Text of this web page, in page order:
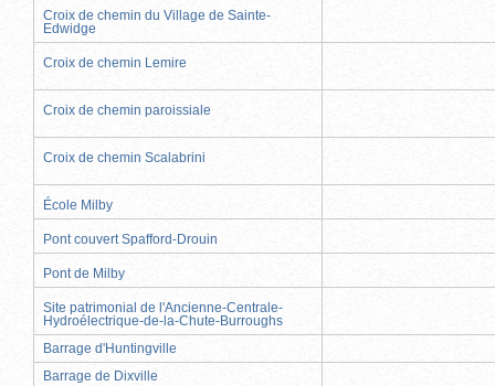
Croix de chemin du Village de Sainte-
Edwidge
Croix de chemin Lemire
Croix de chemin paroissiale
Croix de chemin Scalabrini
École Milby
Pont couvert Spafford-Drouin
Pont de Milby
Site patrimonial de l'Ancienne-Centrale-
Hydroélectrique-de-la-Chute-Burroughs
Barrage d'Huntingville
Barrage de Dixville